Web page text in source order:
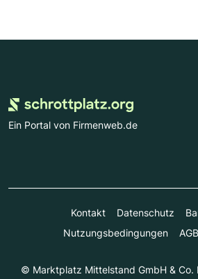
Ein Portal von Firmenweb.de
Kontakt Datenschutz
Nutzungsbedingungen
AGB
© Marktplatz Mittelstand GmbH & Co.